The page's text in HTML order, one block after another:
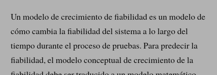
Un modelo de crecimiento de fiabilidad es un modelo de
cómo cambia la fiabilidad del sistema a lo largo del
tiempo durante el proceso de pruebas. Para predecir la
fiabilidad, el modelo conceptual de crecimiento de la